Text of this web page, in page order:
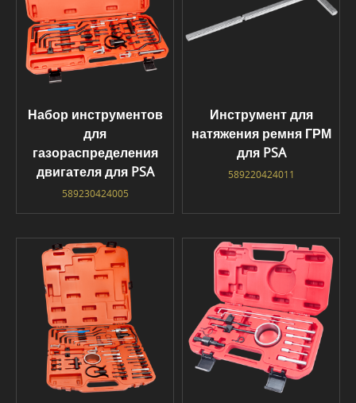
Набор инструментов
для
газораспределения
двигателя для PSA
589230424005
Инструмент для
натяжения ремня ГРМ
для PSA
589220424011